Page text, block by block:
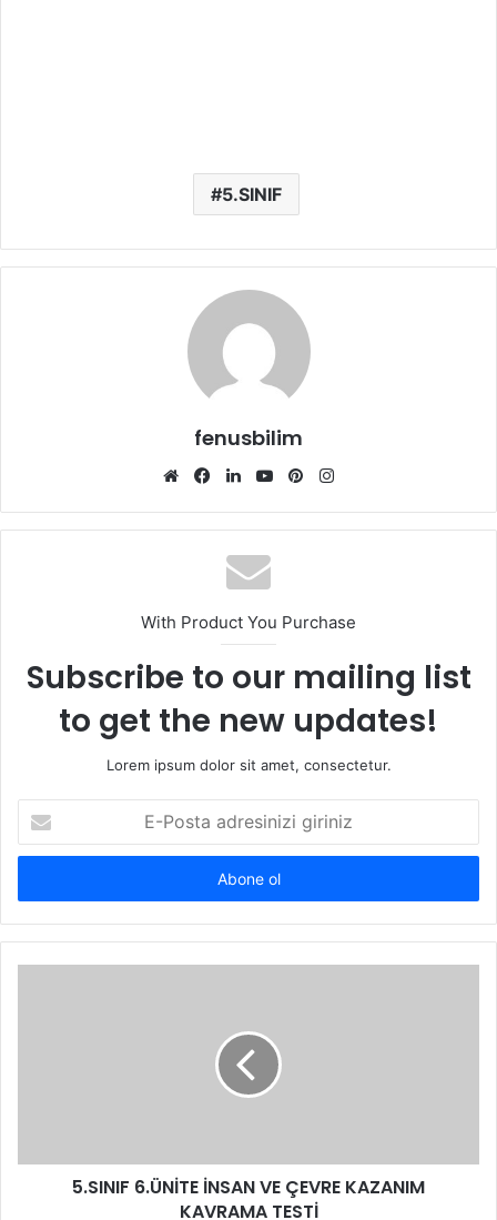
5.SINIF
fenusbilim
Web
Facebook
LinkedInYouTubePinterest
With Product You Purchase
Subscribe to our mailing list
to get the new updates!
Lorem ipsum dolor sit amet, consectetur.
Posta
adresinizi
5.SINIF 6.ÜNİTE İNSAN VE ÇEVRE KAZANIM
KAVRAMA TESTİ